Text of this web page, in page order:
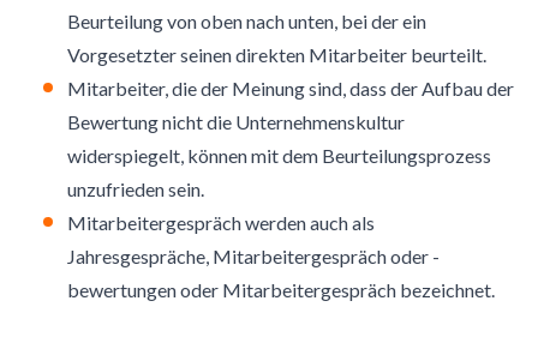
Beurteilung von oben nach unten, bei der ein
Vorgesetzter seinen direkten Mitarbeiter beurteilt.
Mitarbeiter, die der Meinung sind, dass der Aufbau der
Bewertung nicht die Unternehmenskultur
widerspiegelt, können mit dem Beurteilungsprozess
unzufrieden sein.
Mitarbeitergespräch werden auch als
Jahresgespräche, Mitarbeitergespräch oder -
bewertungen oder Mitarbeitergespräch bezeichnet.